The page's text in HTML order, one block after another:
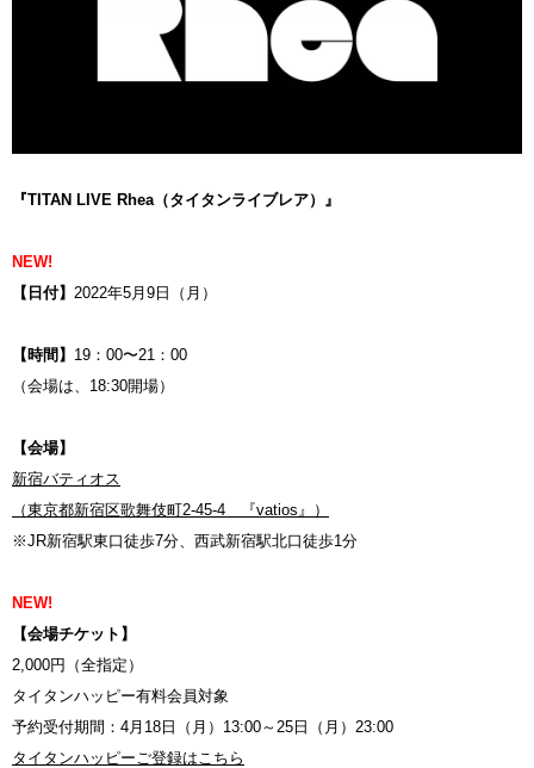
『TITAN LIVE Rhea（タイタンライブレア）』
NEW!
【日付】 2022年5月9日（月）
【時間】 19：00〜21：00
（会場は、18:30開場）
【会場】
新宿バティオス
（東京都新宿区歌舞伎町2-45-4 『vatios』）
※JR新宿駅東口徒歩7分、西武新宿駅北口徒歩1分
NEW!
【会場チケット】
2,000円（全指定）
タイタンハッピー有料会員対象
予約受付期間：4月18日（月）13:00～25日（月）23:00
タイタンハッピーご登録はこちら